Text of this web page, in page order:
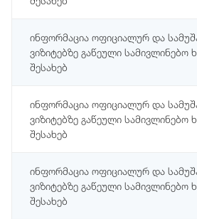
ინფორმაცია ოფიციალურ და
ვიზიტებზე გაწეული სამივლინებო
შესახებ
ინფორმაცია ოფიციალურ და
ვიზიტებზე გაწეული სამივლინებო
შესახებ
ინფორმაცია ოფიციალურ და
ვიზიტებზე გაწეული სამივლინებო
შესახებ